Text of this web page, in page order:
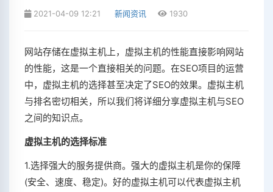
2021-04-09 12:21 新闻资讯 1930
网站存储在虚拟主机上，虚拟主机的性能直接影响网站
的性能，这是一个直接相关的问题。在SEO项目的运营
中，虚拟主机的选择甚至决定了SEO的效果。虚拟主机
与排名密切相关，所以我们将详细分享虚拟主机与SEO
之间的知识点。
虚拟主机的选择标准
1.选择强大的服务提供商。强大的虚拟主机是你的保障
(安全、速度、稳定)。好的虚拟主机可以代表虚拟主机